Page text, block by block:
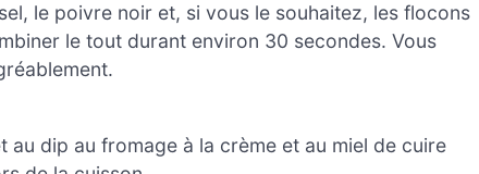
le poivre noir et, si vous le souhaitez, les flocons
le tout durant environ 30 secondes. Vous
au dip au fromage à la crème et au miel de cuire